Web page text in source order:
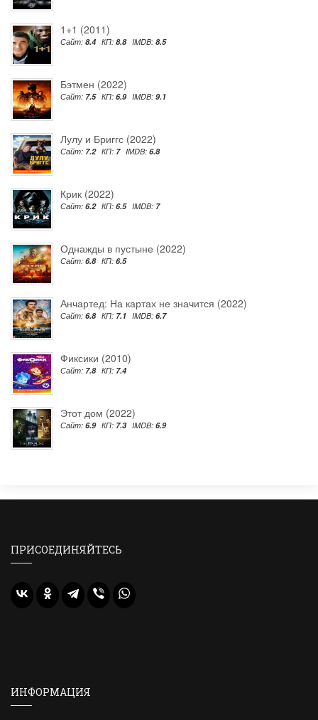
1+1 (2011)
Сайт: 8.4 КП: 8.8 IMDB: 8.5
Бэтмен (2022)
Сайт: 7.5 КП: 6.9 IMDB: 9.1
Лулу и Бриггс (2022)
Сайт: 7.2 КП: 7 IMDB: 6.8
Крик (2022)
Сайт: 6.2 КП: 6.5 IMDB: 7
Однажды в пустыне (2022)
Сайт: 6.8 КП: 6.5
Анчартед: На картах не значится (2022)
Сайт: 6.8 КП: 7.1 IMDB: 6.7
Фиксики (2010)
Сайт: 7.8 КП: 7.4
Этот дом (2022)
Сайт: 6.9 КП: 7.3 IMDB: 6.9
ПРИСОЕДИНЯЙТЕСЬ
ИНФОРМАЦИЯ